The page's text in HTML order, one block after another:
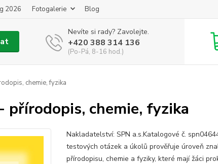
2026 Fotogalerie Blog
Nevíte si rady? Zavolejte.
+420 388 314 136
(Po-Pá, 8-16 hod.)
chemie, fyzika
přírodopis, chemie, fyzika
Nakladatelství: SPN a.s.Katalogové č.
testových otázek a úkolů prověřuje úroveň
přírodopisu, chemie a fyziky, které mají žáci